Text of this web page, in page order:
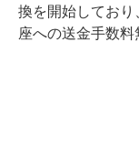
換を開始してお
座への送金手数料